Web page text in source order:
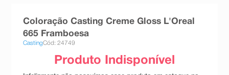
Coloração Casting Creme Gloss L'Oreal
665 Framboesa
CastingCód: 24749
teste gravidez
10ºesmalte